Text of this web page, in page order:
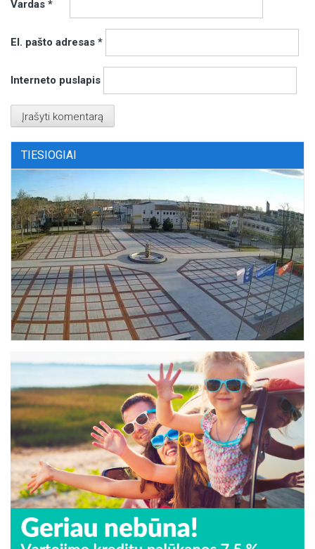
Vardas *
El. pašto adresas *
Interneto puslapis
TIESIOGIAI